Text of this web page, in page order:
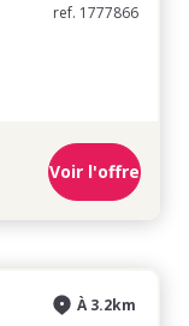
ref. 1777866
Voir l'offre
À 3.2km